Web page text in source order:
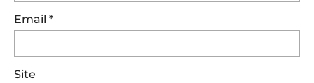
Email *
Site